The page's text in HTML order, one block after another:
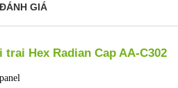
ĐÁNH GIÁ
Hex Radian Cap AA-C302